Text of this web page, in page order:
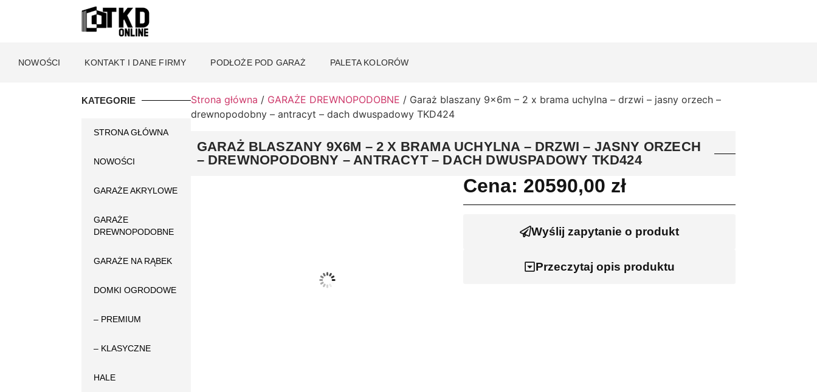
NOWOŚCI KONTAKT I DANE FIRMY PODŁOŻE POD GARAŻ PALETA KOLORÓW
KATEGORIE
STRONA GŁÓWNA
NOWOŚCI
GARAŻE AKRYLOWE
GARAŻE
DREWNOPODOBNE
GARAŻE NA RĄBEK
DOMKI OGRODOWE
– PREMIUM
– KLASYCZNE
HALE
Strona główna / GARAŻE DREWNOPODOBNE / Garaż blaszany 9x6m – 2 x brama uchylna – drzwi – jasny orzech –
drewnopodobny – antracyt – dach dwuspadowy TKD424
GARAŻ BLASZANY 9X6M – 2 X BRAMA UCHYLNA – DRZWI – JASNY ORZECH
– DREWNOPODOBNY – ANTRACYT – DACH DWUSPADOWY TKD424
Cena: 20590,00 zł
Wyślij zapytanie o produkt
Przeczytaj opis produktu